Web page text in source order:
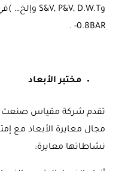
-0.8BAR .
مختبر الأبعاد
تقدم شركة مقياس صنعت
مجال معايرة الأبعاد مع
نشاطاتها معايرة: